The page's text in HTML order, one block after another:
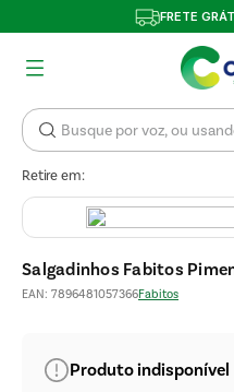
FRETE
Retire em:
Salgadinhos Fabitos
EAN: 7896481057366Fabitos